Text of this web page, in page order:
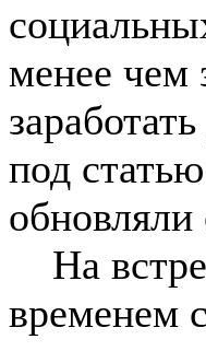
менее чем
под
обновляли
На
временем